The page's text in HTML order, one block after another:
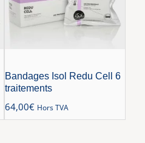
Bandages Isol Redu Cell 6
traitements
64,00€ Hors TVA